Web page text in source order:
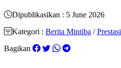
Dipublikasikan : 5 June 2026
Kategori : Berita Mintiba /Prestasi
Bagikan